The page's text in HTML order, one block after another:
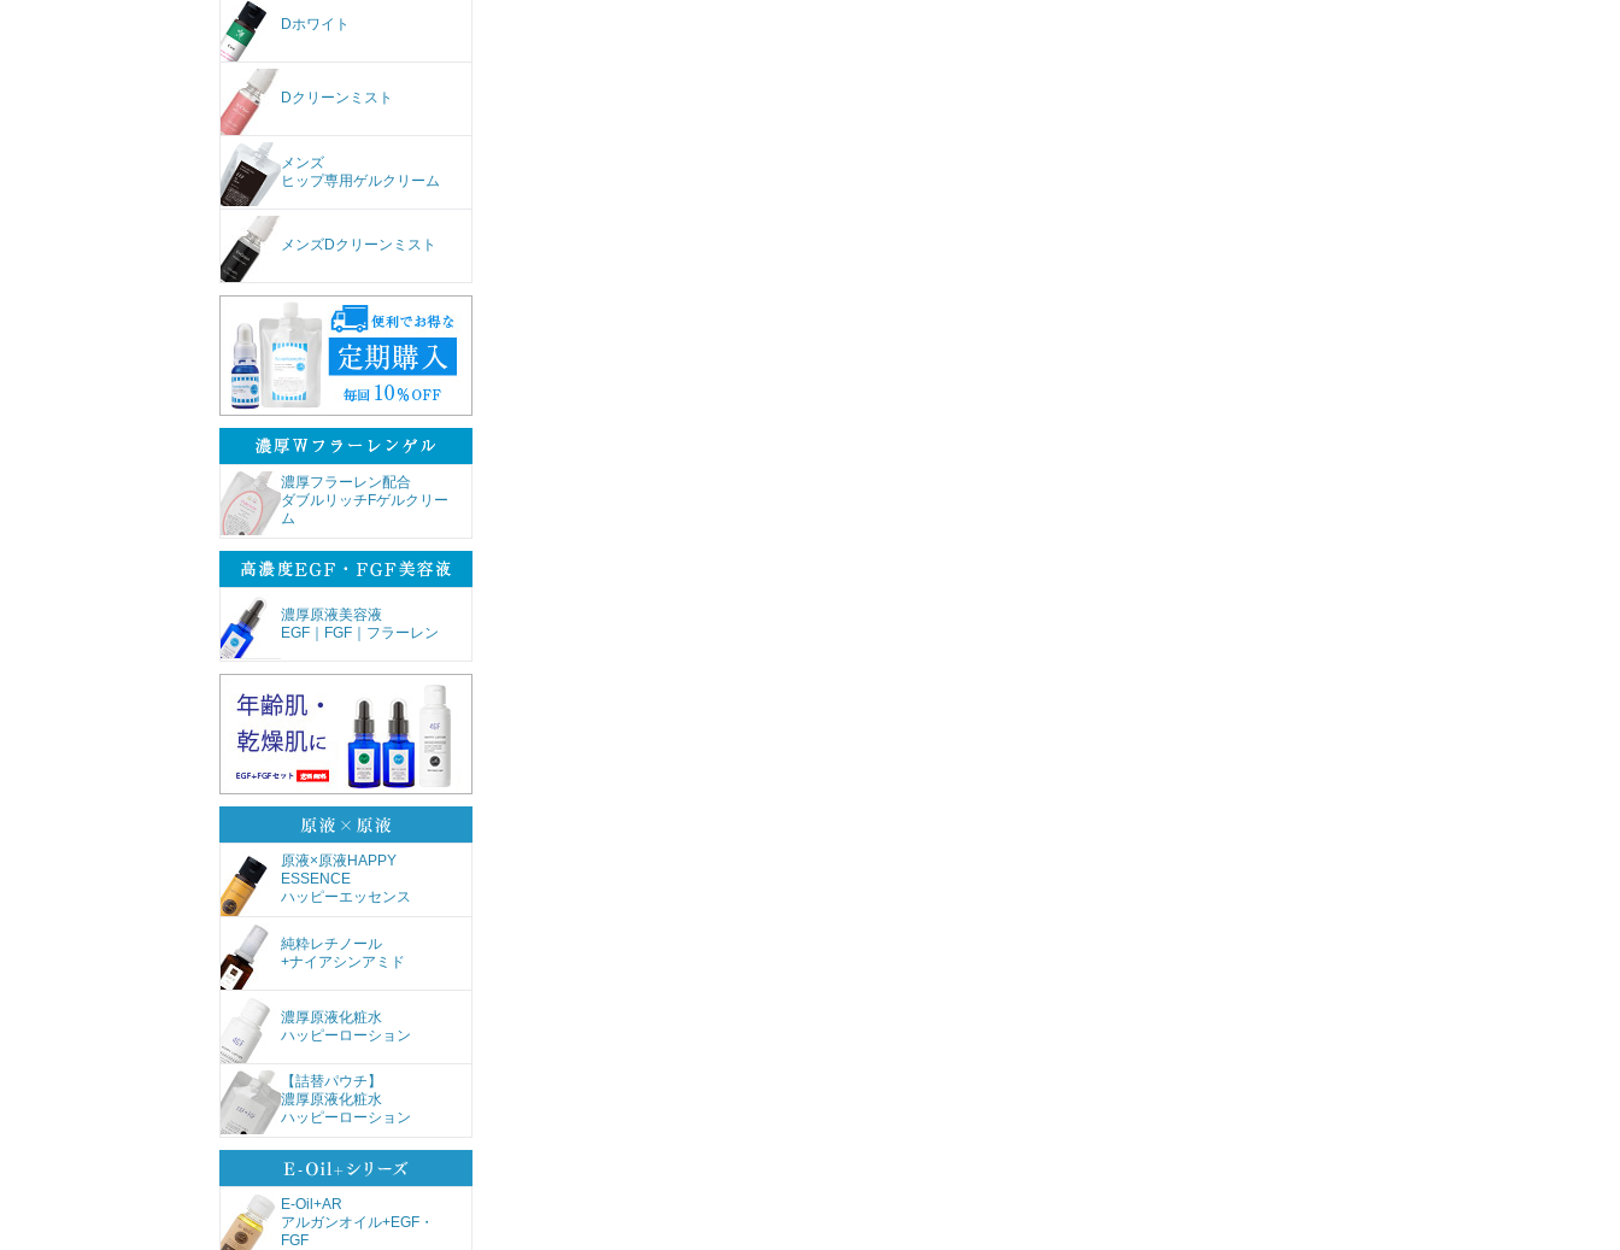
Dホワイト
Dクリーンミスト
メンズ
ヒップ専用ゲルクリーム
メンズDクリーンミスト
濃厚フラーレン配合
ダブルリッチFゲルクリー
ム
濃厚原液美容液
EGF｜FGF｜フラーレン
原液×原液HAPPY
ESSENCE
ハッピーエッセンス
純粋レチノール
+ナイアシンアミド
濃厚原液化粧水
ハッピーローション
【詰替パウチ】
濃厚原液化粧水
ハッピーローション
E-Oil+AR
アルガンオイル+EGF・
FGF